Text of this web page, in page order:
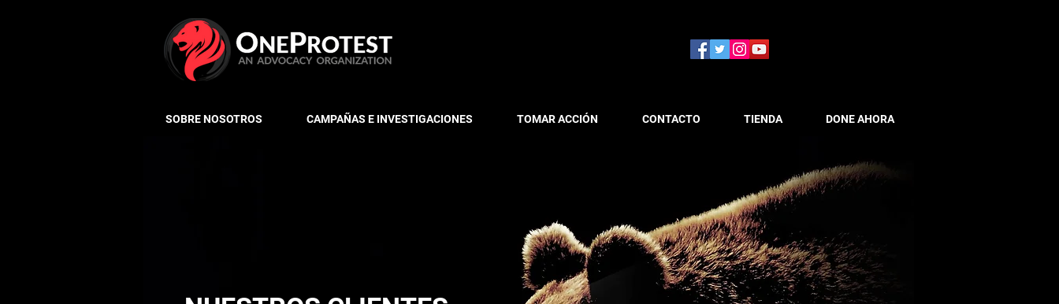
SOBRE NOSOTROS CAMPAÑAS E INVESTIGACIONES TOMAR ACCIÓN CONTACTO TIENDA DONE AHORA